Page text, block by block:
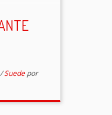
/Suedepor